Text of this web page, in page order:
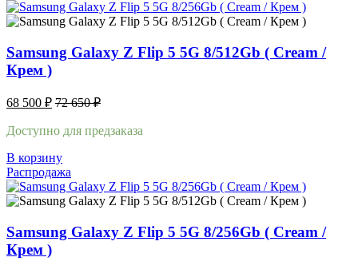
Samsung Galaxy Z Flip 5 5G 8/512Gb ( Cream /
Крем )
68 500 ₽ 72 650₽
Доступно для предзаказа
В корзину
Распродажа
Samsung Galaxy Z Flip 5 5G 8/256Gb ( Cream /
Крем )